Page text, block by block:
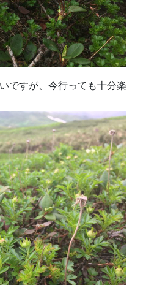
ですが、今行っても十分楽